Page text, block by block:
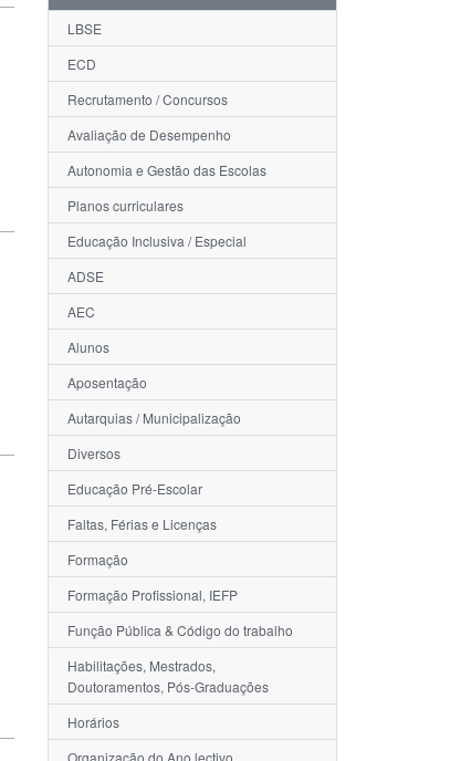
LBSE
ECD
Recrutamento / Concursos
Avaliação de Desempenho
Autonomia e Gestão das Escolas
Planos curriculares
Educação Inclusiva / Especial
ADSE
AEC
Alunos
Aposentação
Autarquias / Municipalização
Diversos
Educação Pré-Escolar
Faltas, Férias e Licenças
Formação
Formação Profissional, IEFP
Função Pública & Código do trabalho
Habilitações, Mestrados,
Doutoramentos, Pós-Graduações
Horários
Organização do Ano lectivo